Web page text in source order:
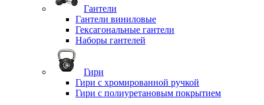
Гантели
Гантели виниловые
Гексагональные гантели
Наборы гантелей
Гири
Гири с хромированной ручкой
Гири с полиуретановым покрытием